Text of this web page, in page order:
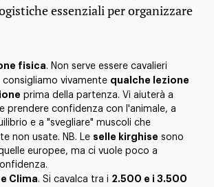
essenziali per organizzare
fisica. Non serve essere cavalieri
consigliamo vivamente qualche lezione
prima della partenza. Vi aiuterà a
prendere confidenza con l'animale, a
e a "svegliare" muscoli che
non usate. NB. Le selle kirghise sono
europee, ma ci vuole poco a
Clima. Si cavalca tra i 2.500 e i 3.500